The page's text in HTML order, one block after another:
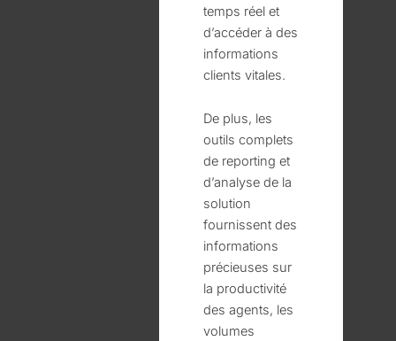
temps réel et
d’accéder à des
informations
clients vitales.
De plus, les
outils complets
de reporting et
d’analyse de la
solution
fournissent des
informations
précieuses sur
la productivité
des agents, les
volumes